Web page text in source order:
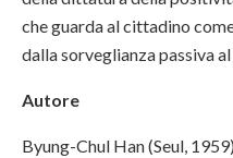
che guarda al cittadino
dalla sorveglianza passiva
Autore
Byung-Chul Han (Seul,